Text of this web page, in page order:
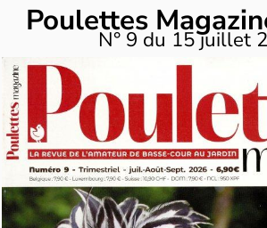
Poulettes
N°9du 15 juillet